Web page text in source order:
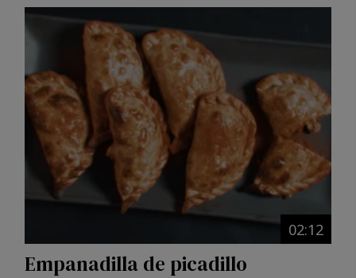
Image
02:12
Empanadilla de picadillo